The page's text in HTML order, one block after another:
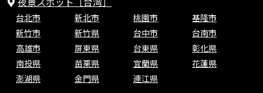
台北市 新北市 桃園市
基隆市
新竹市
新竹県 台中市
台南市
高雄市
屏東県 台東県
彰化県
南投県
苗栗県 宜蘭県
花蓮県
澎湖県
金門県 連江県